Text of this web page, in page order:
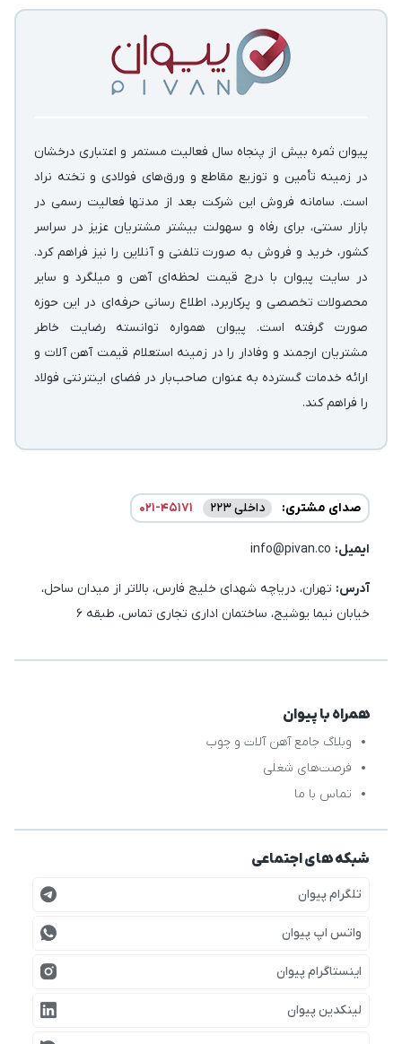
پیوان ثمره بیش از پنجاه سال فعالیت مستمر و اعتباری درخشان
در زمینه‌ تأمین و توزیع مقاطع و ورق‌های فولادی و تخته نراد
است. سامانه فروش این شرکت بعد از مدتها فعالیت رسمی در
بازار سنتی، برای رفاه و سهولت بیشتر مشتریان عزیز در سراسر
کشور، خرید و فروش به صورت تلفنی و آنلاین را نیز فراهم کرد.
در سایت پیوان با درج قیمت لحظه‌ای آهن و میلگرد و سایر
محصولات تخصصی و پرکاربرد، اطلاع رسانی حرفه‌ای در این حوزه
صورت گرفته است. پیوان همواره توانسته رضایت خاطر
مشتریان ارجمند و وفادار را در زمینه استعلام قیمت آهن آلات و
ارائه خدمات گسترده به عنوان صاحب‌بار در فضای اینترنتی فولاد
را فراهم کند.
صدای مشتری: داخلی 223 021-45171
ایمیل:‌
آدرس: تهران، دریاچه شهدای خلیج فارس، بالاتر از میدان ساحل،
خیابان نیما یوشیج، ساختمان اداری تجاری تماس، طبقه 6
همراه با پیوان
وبلاگ جامع آهن آلات و چوب
فرصت‌های شغلی
تماس با ما
شبکه های اجتماعی
تلگرام پیوان
واتس اپ پیوان
اینستاگرام پیوان
لینکدین پیوان